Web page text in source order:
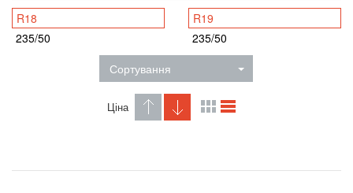
R18
235/50
R19
235/50
Сортування
Ціна